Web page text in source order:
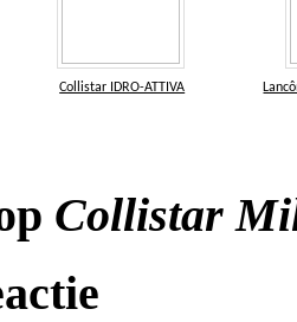
Collistar IDRO-ATTIVA
Collistar